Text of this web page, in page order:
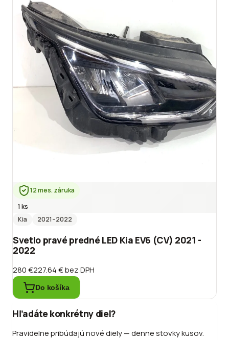
12 mes. záruka
1 ks
Kia
2021–2022
Svetlo pravé predné LED Kia EV6 (CV) 2021 -
2022
280 €227.64 €bez DPH
Do košíka
Hľadáte konkrétny diel?
Pravidelne pribúdajú nové diely — denne stovky kusov.